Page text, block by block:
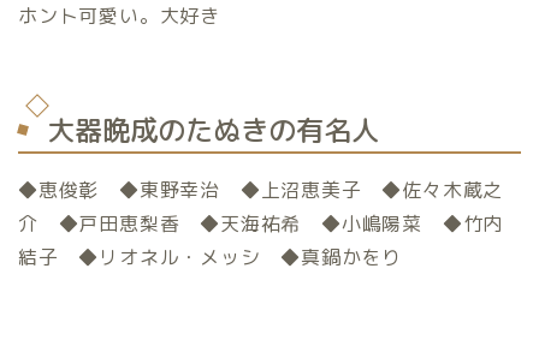
ホント可愛い。大好き
大器晩成のたぬきの有名人
◆恵俊彰 ◆東野幸治 ◆上沼恵美子 ◆佐々木蔵之
介 ◆戸田恵梨香 ◆天海祐希 ◆小嶋陽菜 ◆竹内
結子 ◆リオネル・メッシ ◆真鍋かをり